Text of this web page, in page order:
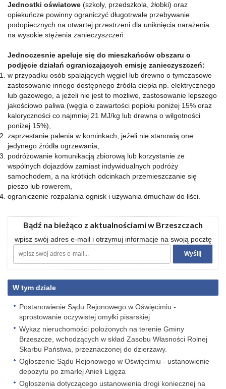
Jednostki oświatowe (szkoły, przedszkola, żłobki) oraz
opiekuńcze powinny ograniczyć długotrwałe przebywanie
podopiecznych na otwartej przestrzeni dla uniknięcia narażenia
na wysokie stężenia zanieczyszczeń.
Jednoczesnie apeluje się do mieszkańców obszaru o
podjęcie działań ograniczających emisję zanieczyszczeń:
w przypadku osób spalających węgiel lub drewno o tymczasowe
zastosowanie innego dostępnego źródła ciepła np. elektrycznego
lub gazowego, a jeżeli nie jest to możliwe, zastosowanie lepszego
jakościowo paliwa (węgla o zawartości popiołu poniżej 15% oraz
kaloryczności co najmniej 21 MJ/kg lub drewna o wilgotności
poniżej 15%),
zaprzestanie palenia w kominkach, jeżeli nie stanowią one
jedynego źródła ogrzewania,
podróżowanie komunikacją zbiorową lub korzystanie ze
wspólnych dojazdów zamiast indywidualnych podróży
samochodem, a na krótkich odcinkach przemieszczanie się
pieszo lub rowerem,
ograniczenie rozpalania ognisk i używania dmuchaw do liści.
Bądź na bieżąco z aktualnościami w Brzeszczach
wpisz swój adres e-mail i otrzymuj informacje na swoją pocztę
W tym dziale
Postanowienie Sądu Rejonowego w Oświęcimiu -
sprostowanie oczywistej omyłki pisarskiej
Wykaz nieruchomości położonych na terenie Gminy
Brzeszcze, wchodzących w skład Zasobu Własności Rolnej
Skarbu Państwa, przeznaczonej do dzierżawy.
Ogłoszenie Sądu Rejonowego w Oświęcimiu - ustanowienie
depozytu po zmarłej Anieli Ligęza
Ogłoszenia dotyczącego ustanowienia drogi koniecznej na